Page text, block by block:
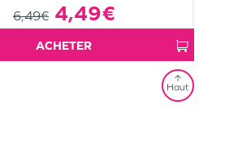
6,49€ 4,49€
ACHETER
Haut